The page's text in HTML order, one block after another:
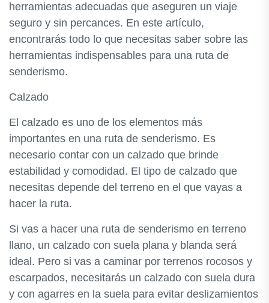
herramientas adecuadas que aseguren un viaje
seguro y sin percances. En este artículo,
encontrarás todo lo que necesitas saber sobre las
herramientas indispensables para una ruta de
senderismo.
Calzado
El calzado es uno de los elementos más
importantes en una ruta de senderismo. Es
necesario contar con un calzado que brinde
estabilidad y comodidad. El tipo de calzado que
necesitas depende del terreno en el que vayas a
hacer la ruta.
Si vas a hacer una ruta de senderismo en terreno
llano, un calzado con suela plana y blanda será
ideal. Pero si vas a caminar por terrenos rocosos y
escarpados, necesitarás un calzado con suela dura
y con agarres en la suela para evitar deslizamientos